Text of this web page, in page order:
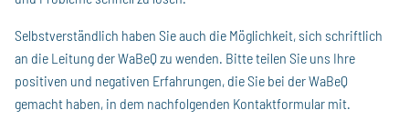
Selbstverständlich haben Sie auch die Möglichkeit, sich schriftlich
an die Leitung der WaBeQ zu wenden. Bitte teilen Sie uns Ihre
positiven und negativen Erfahrungen, die Sie bei der WaBeQ
gemacht haben, in dem nachfolgenden Kontaktformular mit.